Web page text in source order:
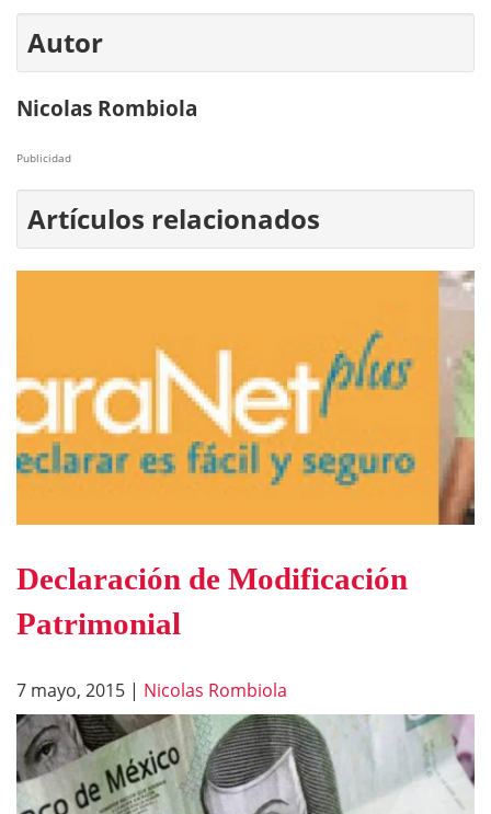
Autor
Nicolas Rombiola
Publicidad
Artículos relacionados
Declaración de Modificación
Patrimonial
7 mayo, 2015 | Nicolas Rombiola